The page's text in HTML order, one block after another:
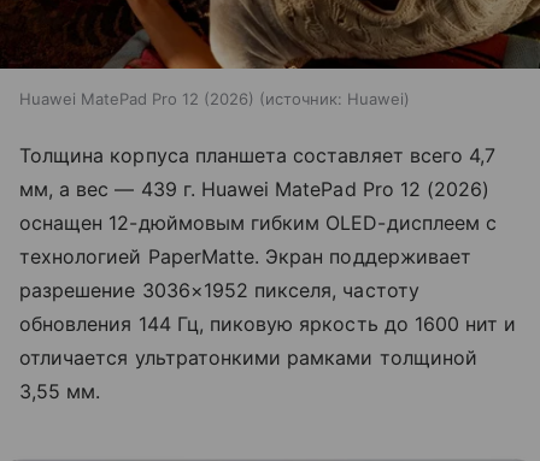
Huawei MatePad Pro 12 (2026) источник: Huawei
Толщина корпуса планшета составляет всего 4,7
мм, а вес — 439 г. Huawei MatePad Pro 12 (2026)
оснащен 12-дюймовым гибким OLED-дисплеем с
технологией PaperMatte. Экран поддерживает
разрешение 3036×1952 пикселя, частоту
обновления 144 Гц, пиковую яркость до 1600 нит и
отличается ультратонкими рамками толщиной
3,55 мм.